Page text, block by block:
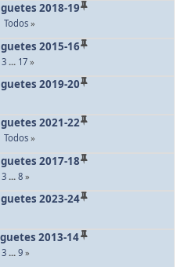
2018-19
Todos »
2015-16
3 ... 17 »
2019-20
2021-22
Todos »
2017-18
3 ... 8 »
2023-24
2013-14
3 ... 9 »